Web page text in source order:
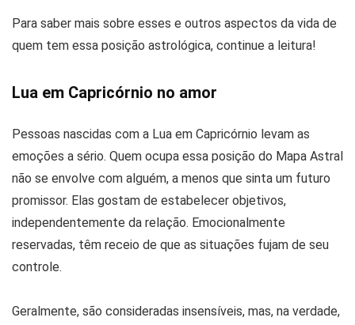
Para saber mais sobre esses e outros aspectos da vida de
quem tem essa posição astrológica, continue a leitura!
Lua em Capricórnio no amor
Pessoas nascidas com a Lua em Capricórnio levam as
emoções a sério. Quem ocupa essa posição do Mapa Astral
não se envolve com alguém, a menos que sinta um futuro
promissor. Elas gostam de estabelecer objetivos,
independentemente da relação. Emocionalmente
reservadas, têm receio de que as situações fujam de seu
controle.
Geralmente, são consideradas insensíveis, mas, na verdade,